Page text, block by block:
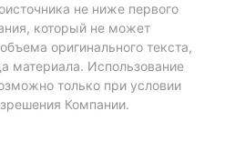
не ниже первого
который не может
оригинального текста,
материала. Использование
только при условии
Компании.